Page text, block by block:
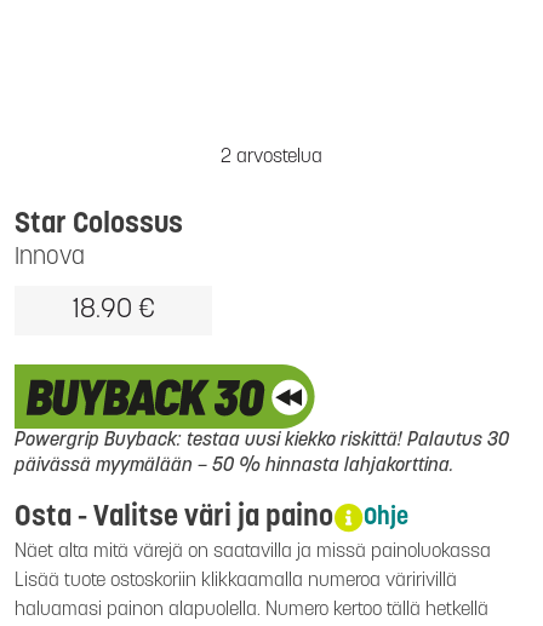
2 arvostelua
Innova
Star Colossus
18.90 €
Powergrip Buyback: testaa uusi kiekko riskittä! Palautus 30
päivässä myymälään – 50 % hinnasta lahjakorttina.
Osta - Valitse väri ja paino Ohje
Näet alta mitä värejä on saatavilla ja missä painoluokassa
Lisää tuote ostoskoriin klikkaamalla numeroa väririvillä
haluamasi painon alapuolella. Numero kertoo tällä hetkellä